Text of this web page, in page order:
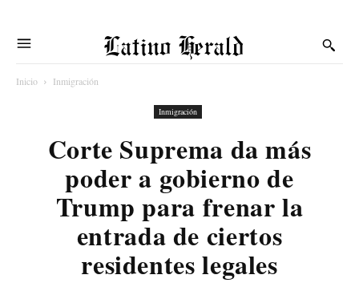
Latino Herald
Inicio Inmigración
Inmigración
Corte Suprema da más
poder a gobierno de
Trump para frenar la
entrada de ciertos
residentes legales